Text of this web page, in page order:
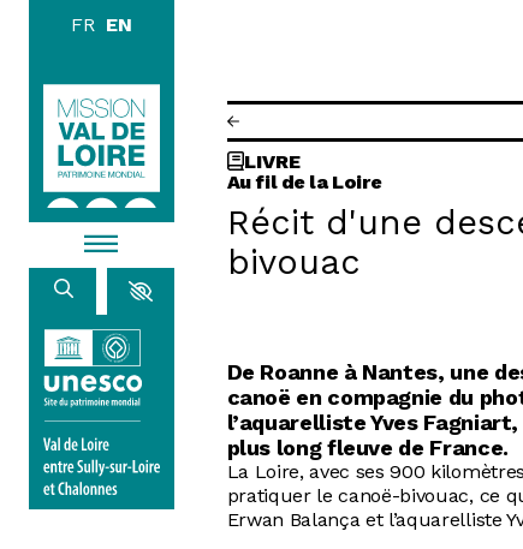
LIVRE
Au fil de la Loire
Récit d'une
bivouac
De Roanne à Nantes, une
canoë en compagnie du
l’aquarelliste Yves
plus long fleuve de France.
La Loire, avec ses 900
pratiquer le canoë-bivouac, ce
Erwan Balança et l’aquarelliste
EXPLORE
BROWSE
LIVING
AGENDA
ACTUALITÉS
RESOURCES
IMAGE LIBRARY
MISSION VAL DE LOIRE